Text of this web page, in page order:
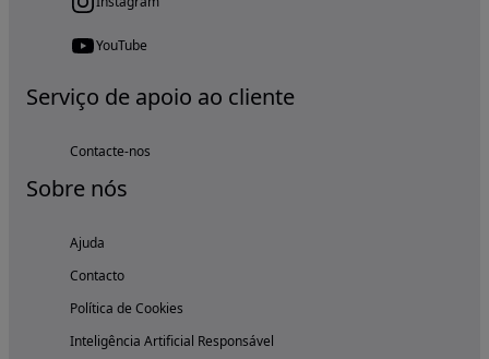
YouTube
Serviço de apoio ao cliente
Contacte-nos
Sobre nós
Ajuda
Contacto
Política de Cookies
Inteligência Artificial Responsável